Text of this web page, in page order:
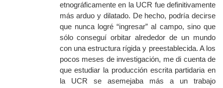
etnográficamente en la UCR fue definitivamente
más arduo y dilatado. De hecho, podría decirse
que nunca logré “ingresar” al campo, sino que
sólo conseguí orbitar alrededor de un mundo
con una estructura rígida y preestablecida. A los
pocos meses de investigación, me di cuenta de
que estudiar la producción escrita partidaria en
la UCR se asemejaba más a un trabajo